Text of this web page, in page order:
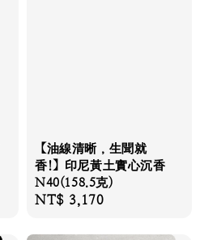
【油線清晰，生聞就
香!】印尼黃土實心沉香
N40(158.5克)
Regular
NT$ 3,170